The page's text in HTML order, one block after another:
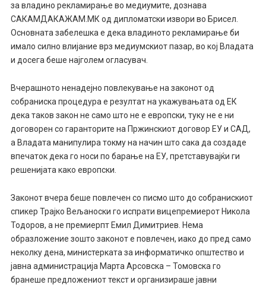
за владино рекламирање во медиумите, дознава
САКАМДАКАЖАМ.МК од дипломатски извори во Брисел.
Основната забелешка е дека владиното рекламирање би
имало силно влијание врз медиумскиот пазар, во кој Владата
и досега беше најголем огласувач.
Вчерашното ненадејно повлекување на законот од
собраниска процедура е резултат на укажувањата од ЕК
дека таков закон не само што не е европски, туку не е ни
договорен со гаранторите на Пржинскиот договор ЕУ и САД,
а Владата манипулира токму на начин што сака да создаде
впечаток дека го носи по барање на ЕУ, претставувајќи ги
решенијата како европски.
Законот вчера беше повлечен со писмо што до собранискиот
спикер Трајко Вељаноски го испрати вицепремиерот Никола
Тодоров, а не премиерпт Емил Димитриев. Нема
образложение зошто законот е повлечен, иако до пред само
неколку дена, министерката за информатичко општество и
јавна администрација Марта Арсовска – Томовска го
бранеше предложениот текст и организираше јавни